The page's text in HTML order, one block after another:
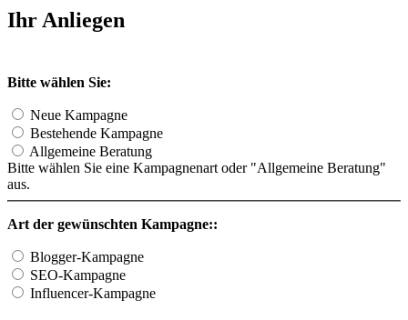
Ihr Anliegen
Bitte wählen Sie:
Neue Kampagne
Bestehende Kampagne
Allgemeine Beratung
Bitte wählen Sie eine Kampagnenart oder "Allgemeine Beratung"
aus.
Art der gewünschten Kampagne::
Blogger-Kampagne
SEO-Kampagne
Influencer-Kampagne